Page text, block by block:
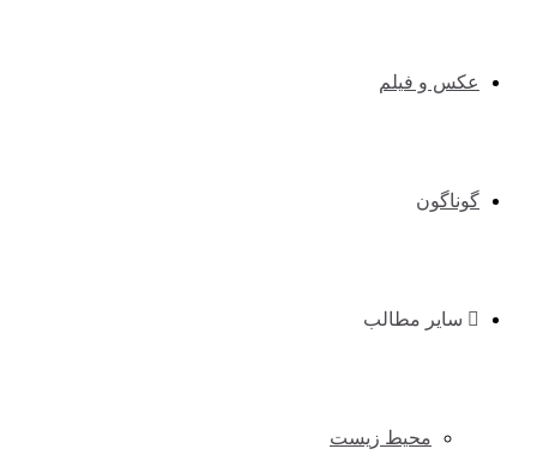
عکس و فیلم
گوناگون
سایر مطالب
محیط زیست